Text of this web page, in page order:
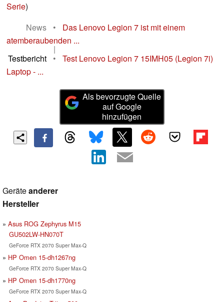
Serie)
News
•
Das Lenovo Legion 7 ist mit einem
atemberaubenden ...
|
Testbericht
•
Test Lenovo Legion 7 15IMH05 (Legion 7i)
Laptop - ...
Als bevorzugte Quelle
auf Google
hinzufügen
Geräteanderer
Hersteller
Asus ROG Zephyrus M15
GU502LW-HN070T
GeForce RTX 2070 Super Max-Q
HP Omen 15-dh1267ng
GeForce RTX 2070 Super Max-Q
HP Omen 15-dh1770ng
GeForce RTX 2070 Super Max-Q